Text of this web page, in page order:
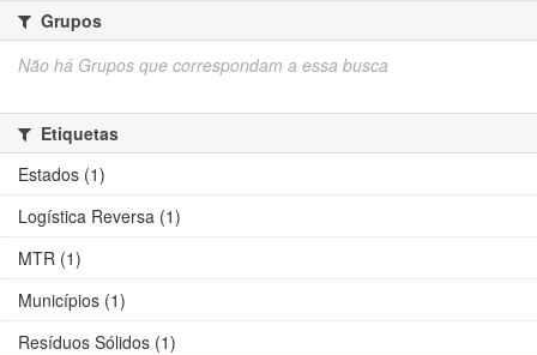
Grupos
Não há Grupos que correspondam a essa busca
Etiquetas
Estados (1)
Logística Reversa (1)
MTR (1)
Municípios (1)
Resíduos Sólidos (1)